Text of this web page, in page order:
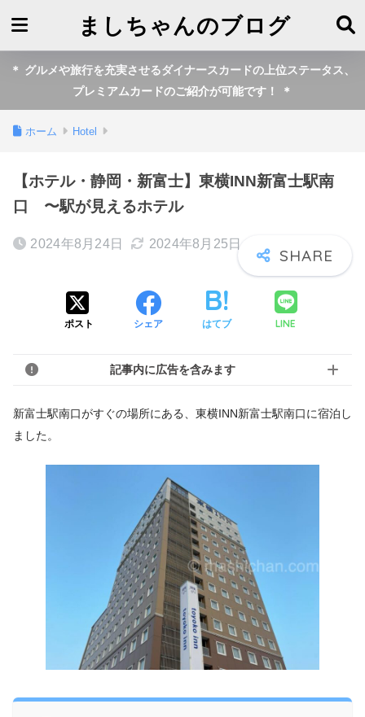
ましちゃんのブログ
＊ グルメや旅行を充実させるダイナースカードの上位ステータス、
プレミアムカードのご紹介が可能です！ ＊
ホーム Hotel
【ホテル・静岡・新富士】東横INN新富士駅南
口 〜駅が見えるホテル
2024年8月24日 2024年8月25日
ポスト シェア はてブ LINE
記事内に広告を含みます
新富士駅南口がすぐの場所にある、東横INN新富士駅南口に宿泊し
ました。